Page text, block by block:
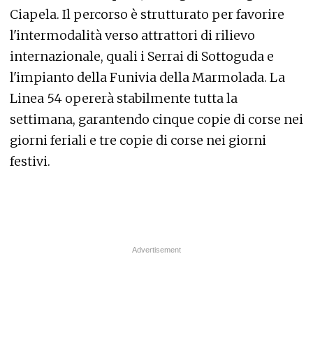
Ciapela. Il percorso è strutturato per favorire
l'intermodalità verso attrattori di rilievo
internazionale, quali i Serrai di Sottoguda e
l'impianto della Funivia della Marmolada. La
Linea 54 opererà stabilmente tutta la
settimana, garantendo cinque copie di corse nei
giorni feriali e tre copie di corse nei giorni
festivi.